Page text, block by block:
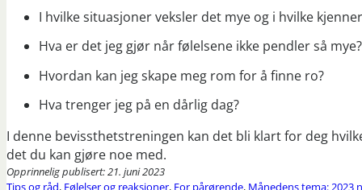
I hvilke situasjoner veksler det mye og i hvilke
Hva er det jeg gjør når følelsene ikke pendler så mye?
Hvordan kan jeg skape meg rom for å finne ro?
Hva trenger jeg på en dårlig dag?
I denne bevissthetstreningen kan det bli klart for deg
det du kan gjøre noe med.
Opprinnelig publisert: 21. juni 2023
Tips og råd, Følelser og reaksjoner, For pårørende, Månedens tema: 2023